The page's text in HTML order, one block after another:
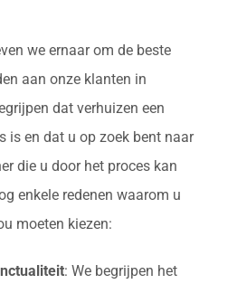
we ernaar om de beste
aan onze klanten in
dat verhuizen een
is en dat u op zoek bent naar
die u door het proces kan
enkele redenen waarom u
moeten kiezen:
: We begrijpen het